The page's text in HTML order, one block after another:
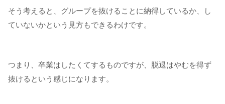
そう考えると、グループを抜けることに納得しているか、し
ていないかという見方もできるわけです。
つまり、卒業はしたくてするものですが、脱退はやむを得ず
抜けるという感じになります。